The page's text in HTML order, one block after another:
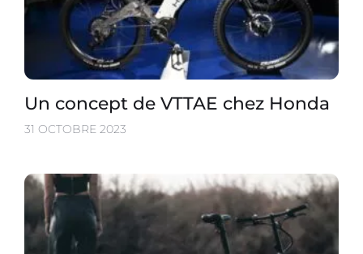
Un concept de VTTAE chez Honda
31 OCTOBRE 2023